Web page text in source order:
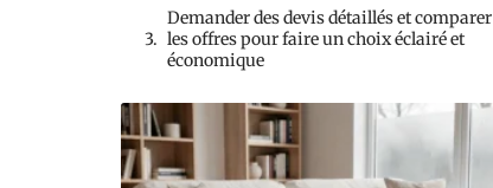
Demander des devis détaillés et comparer
les offres pour faire un choix éclairé et
économique